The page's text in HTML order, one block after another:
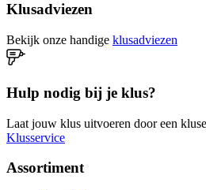
Klusadviezen
Bekijk onze handige klusadviezen
Hulp nodig bij je klus?
Laat jouw klus uitvoeren door een
Klusservice
Assortiment